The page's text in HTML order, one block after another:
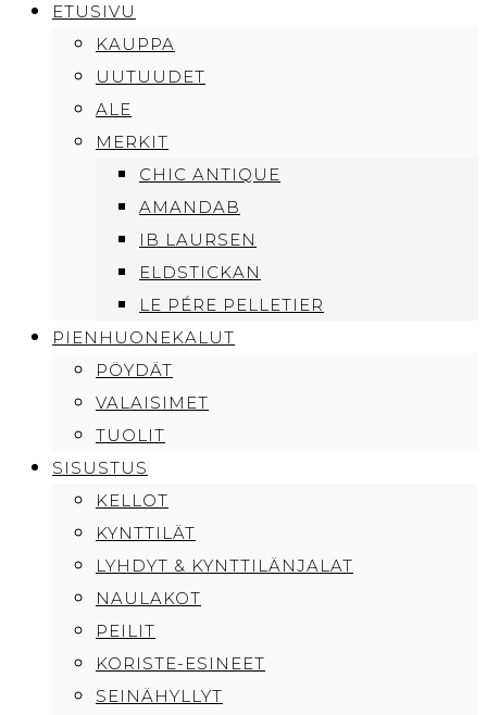
websiteETUSIVU
KAUPPA
UUTUUDET
ALE
MERKIT
CHIC ANTIQUE
AMANDAB
IB LAURSEN
ELDSTICKAN
LE PÉRE PELLETIER
PIENHUONEKALUT
PÖYDÄT
VALAISIMET
TUOLIT
SISUSTUS
KELLOT
KYNTTILÄT
LYHDYT & KYNTTILÄNJALAT
NAULAKOT
PEILIT
KORISTE-ESINEET
SEINÄHYLLYT